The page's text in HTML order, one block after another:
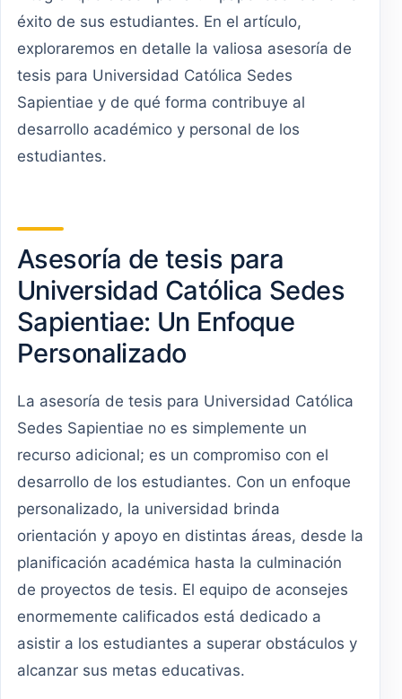
éxito de sus estudiantes. En el artículo,
exploraremos en detalle la valiosa asesoría de
tesis para Universidad Católica Sedes
Sapientiae y de qué forma contribuye al
desarrollo académico y personal de los
estudiantes.
Asesoría de tesis para
Universidad Católica Sedes
Sapientiae: Un Enfoque
Personalizado
La asesoría de tesis para Universidad Católica
Sedes Sapientiae no es simplemente un
recurso adicional; es un compromiso con el
desarrollo de los estudiantes. Con un enfoque
personalizado, la universidad brinda
orientación y apoyo en distintas áreas, desde la
planificación académica hasta la culminación
de proyectos de tesis. El equipo de aconsejes
enormemente calificados está dedicado a
asistir a los estudiantes a superar obstáculos y
alcanzar sus metas educativas.